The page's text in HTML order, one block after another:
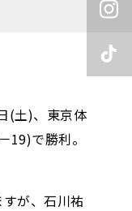
(土)、東京体
で勝利。
が、石川祐